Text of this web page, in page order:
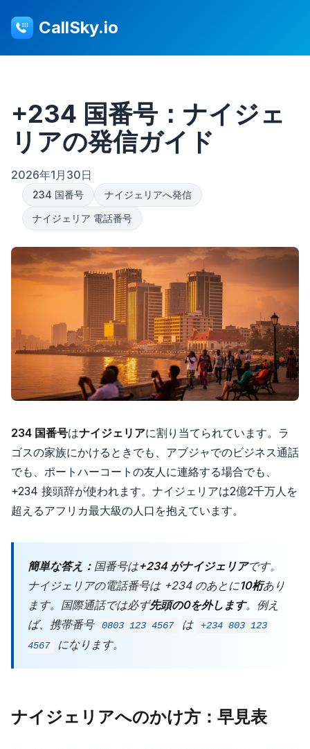
CallSky.io
+234 国番号：ナイジェ
リアの発信ガイド
2026年1月30日
234 国番号
ナイジェリアへ発信
ナイジェリア 電話番号
234 国番号はナイジェリアに割り当てられています。ラ
ゴスの家族にかけるときでも、アブジャでのビジネス通話
でも、ポートハーコートの友人に連絡する場合でも、
+234 接頭辞が使われます。ナイジェリアは2億2千万人を
超えるアフリカ最大級の人口を抱えています。
簡単な答え： 国番号は+234 がナイジェリアです。
ナイジェリアの電話番号は +234 のあとに10桁あり
ます。国際通話では必ず先頭の0を外します。例え
ば、携帯番号
0803 123 4567 は
+234 803 123
4567
になります。
ナイジェリアへのかけ方：早見表